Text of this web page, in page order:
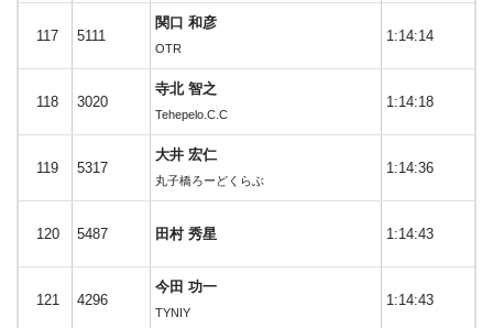
117 5111
関口 和彦
OTR
1:14:14
118 3020
寺北 智之
Tehepelo.C.C
1:14:18
119 5317
大井 宏仁
丸子橋ろーどくらぶ
1:14:36
120 5487 田村 秀星 1:14:43
121 4296
今田 功一
TYNIY
1:14:43